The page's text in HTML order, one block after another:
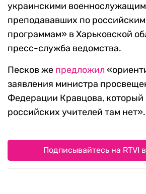
украинскими
преподававших по
программам» в Харьковской
пресс-служба ведомства.
Песков же предложил
заявления министра
Федерации Кравцова, который
российских учителей там нет».
Подписывайтесь на RTVI